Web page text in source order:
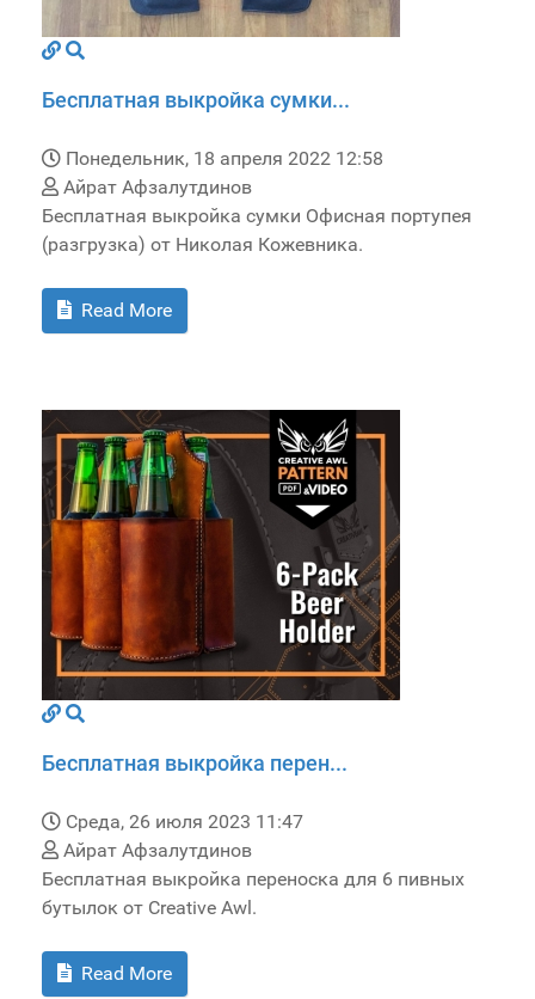
Бесплатная выкройка сумки...
Понедельник, 18 апреля 2022 12:58
Айрат Афзалутдинов
Бесплатная выкройка сумки Офисная портупея
(разгрузка) от Николая Кожевника.
Read More
Бесплатная выкройка перен...
Среда, 26 июля 2023 11:47
Айрат Афзалутдинов
Бесплатная выкройка переноска для 6 пивных
бутылок от Creative Awl.
Read More